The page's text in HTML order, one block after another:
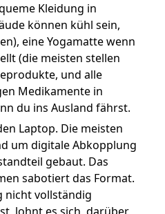
Kleidung in
können kühl sein,
eine Yogamatte wenn
(die meisten stellen
und alle
Medikamente in
du ins Ausland fährst.
Laptop. Die meisten
um digitale Abkopplung
gebaut. Das
sabotiert das Format.
nicht vollständig